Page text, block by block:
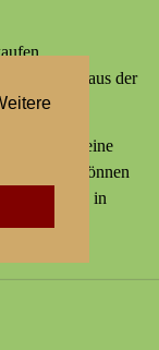
aus der
an und keine
können
füttern in